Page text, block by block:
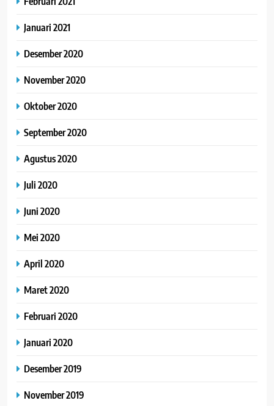
Januari 2021
Desember 2020
November 2020
Oktober 2020
September 2020
Agustus 2020
Juli 2020
Juni 2020
Mei 2020
April 2020
Maret 2020
Februari 2020
Januari 2020
Desember 2019
November 2019